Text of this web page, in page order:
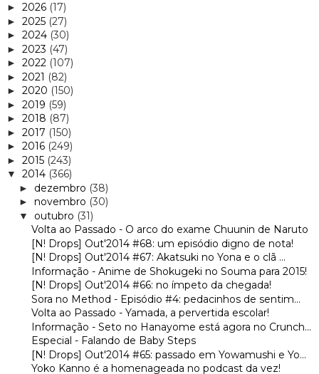
► 2026 (17)
► 2025 (27)
► 2024 (30)
► 2023 (47)
► 2022 (107)
► 2021 (82)
► 2020 (150)
► 2019 (59)
► 2018 (87)
► 2017 (150)
► 2016 (249)
► 2015 (243)
▼ 2014 (366)
► dezembro (38)
► novembro (30)
▼ outubro (31)
Volta ao Passado - O arco do exame Chuunin de Naruto
[N! Drops] Out'2014 #68: um episódio digno de nota!
[N! Drops] Out'2014 #67: Akatsuki no Yona e o clã ...
Informação - Anime de Shokugeki no Souma para 2015!
[N! Drops] Out'2014 #66: no ímpeto da chegada!
Sora no Method - Episódio #4: pedacinhos de sentim...
Volta ao Passado - Yamada, a pervertida escolar!
Informação - Seto no Hanayome está agora no Crunch...
Especial - Falando de Baby Steps
[N! Drops] Out'2014 #65: passado em Yowamushi e Yo...
Yoko Kanno é a homenageada no podcast da vez!